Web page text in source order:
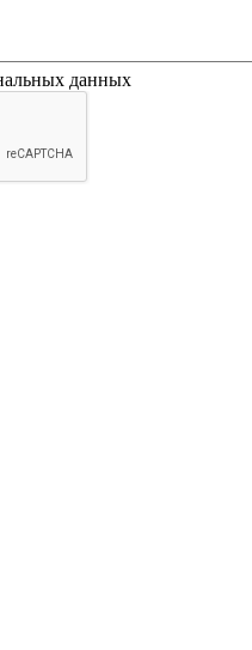
данных